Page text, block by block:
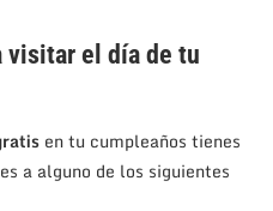
visitar el día de tu
en tu cumpleaños tienes
a alguno de los siguientes